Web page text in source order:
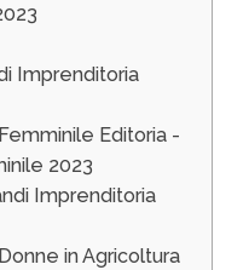
Imprenditoria
Editoria -
2023
Imprenditoria
in Agricoltura